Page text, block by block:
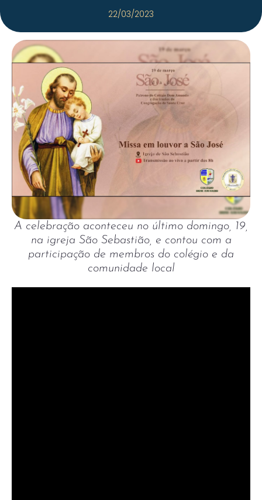
22/03/2023
A celebração aconteceu no último domingo, 19,
na igreja São Sebastião, e contou com a
participação de membros do colégio e da
comunidade local